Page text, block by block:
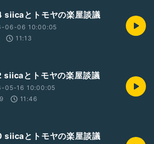
さん大歓迎 #豆知識 #落ち着きある
の楽屋談議
siicaとトモヤの楽屋談議
06-06 10:00:05
11:13
siicaとトモヤの楽屋談議
05-16 10:00:05
11:46
siicaとトモヤの楽屋談議